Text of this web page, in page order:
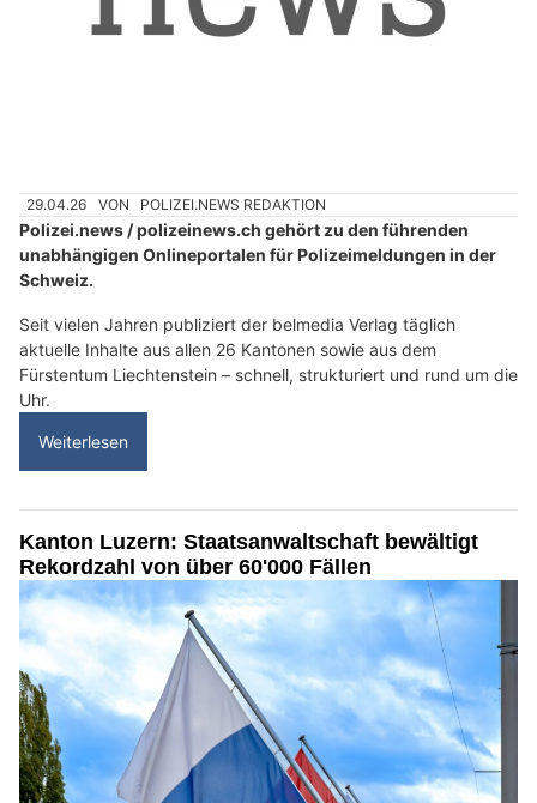
29.04.26 VON POLIZEI.NEWS REDAKTION
Polizei.news / polizeinews.ch gehört zu den führenden
unabhängigen Onlineportalen für Polizeimeldungen in der
Schweiz.
Seit vielen Jahren publiziert der belmedia Verlag täglich
aktuelle Inhalte aus allen 26 Kantonen sowie aus dem
Fürstentum Liechtenstein – schnell, strukturiert und rund um die
Uhr.
Weiterlesen
Kanton Luzern: Staatsanwaltschaft bewältigt
Rekordzahl von über 60'000 Fällen